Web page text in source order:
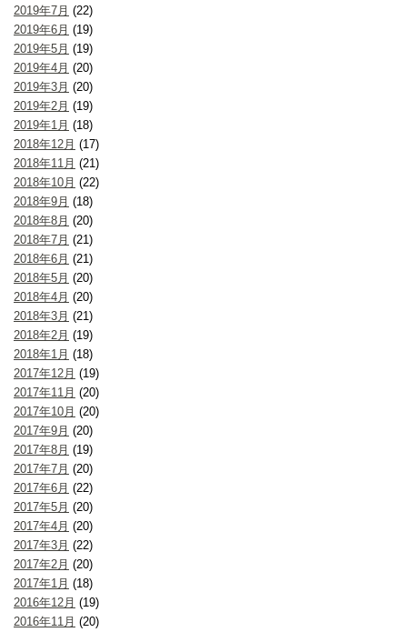
2019年7月 (22)
2019年6月 (19)
2019年5月 (19)
2019年4月 (20)
2019年3月 (20)
2019年2月 (19)
2019年1月 (18)
2018年12月 (17)
2018年11月 (21)
2018年10月 (22)
2018年9月 (18)
2018年8月 (20)
2018年7月 (21)
2018年6月 (21)
2018年5月 (20)
2018年4月 (20)
2018年3月 (21)
2018年2月 (19)
2018年1月 (18)
2017年12月 (19)
2017年11月 (20)
2017年10月 (20)
2017年9月 (20)
2017年8月 (19)
2017年7月 (20)
2017年6月 (22)
2017年5月 (20)
2017年4月 (20)
2017年3月 (22)
2017年2月 (20)
2017年1月 (18)
2016年12月 (19)
2016年11月 (20)